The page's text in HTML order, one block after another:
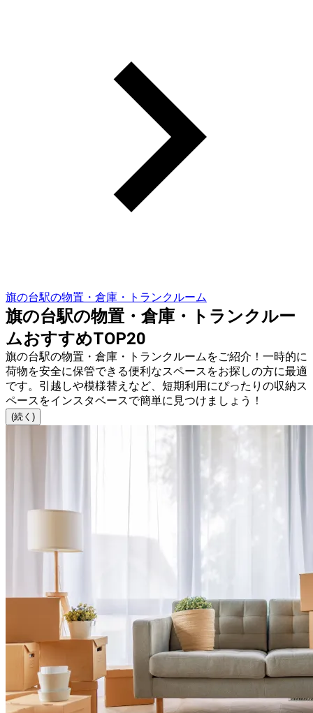
旗の台駅の物置・倉庫・トランクルーム
旗の台駅の物置・倉庫・トランクルー
ムおすすめTOP20
旗の台駅の物置・倉庫・トランクルームをご紹介！一時的に
荷物を安全に保管できる便利なスペースをお探しの方に最適
です。引越しや模様替えなど、短期利用にぴったりの収納ス
ペースをインスタベースで簡単に見つけましょう！
(続く)